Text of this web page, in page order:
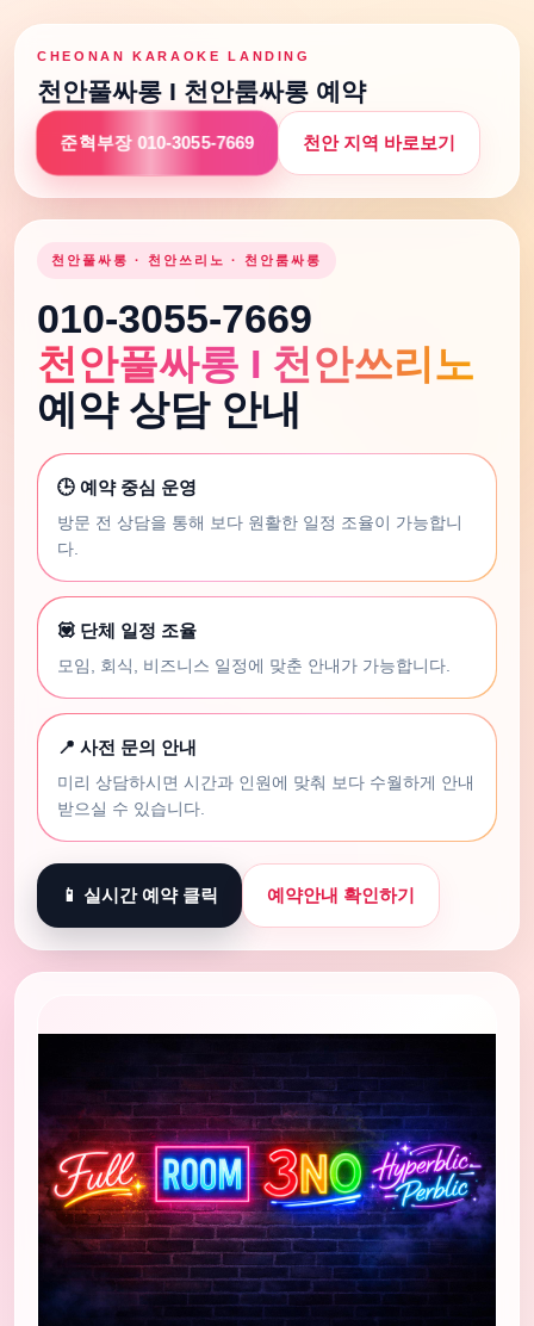
CHEONAN KARAOKE LANDING
천안풀싸롱 I 천안룸싸롱 예약
준혁부장 010-3055-7669 천안 지역 바로보기
천안풀싸롱 · 천안쓰리노 · 천안룸싸롱
010-3055-7669
천안풀싸롱 I 천안쓰리노
예약 상담 안내
🕒 예약 중심 운영
방문 전 상담을 통해 보다 원활한 일정 조율이 가능합니
다.
💟 단체 일정 조율
모임, 회식, 비즈니스 일정에 맞춘 안내가 가능합니다.
📍 사전 문의 안내
미리 상담하시면 시간과 인원에 맞춰 보다 수월하게 안내
받으실 수 있습니다.
📱 실시간 예약 클릭 예약안내 확인하기